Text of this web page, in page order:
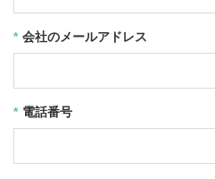
* 会社のメールアドレス
* 電話番号